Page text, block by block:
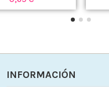
INFORMACIÓN